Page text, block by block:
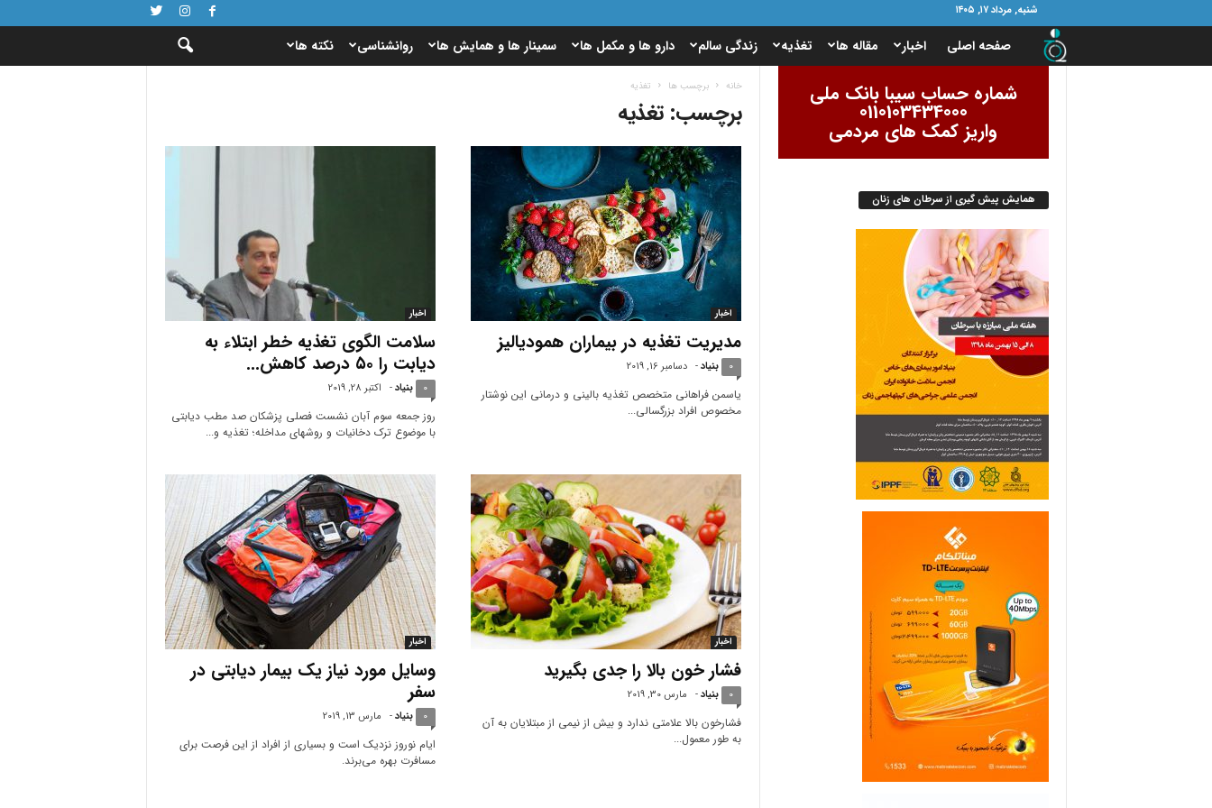
شنبه, مرداد ۱۷, ۱۴۰۵
ا
د
م
و
ر
ی
م
ی
ا
خ
صفحه اصلی اخبار مقاله ها تغذیه زندگی سالم دارو ها و مکمل ها سمینار ها و همایش ها روانشناسی نکته ها
خانه برچسب ها تغذیه
برچسب: تغذیه
اخبار
مدیریت تغذیه در بیماران همودیالیز
بنیاد - دسامبر 16, 2019 0
یاسمن فراهانی متخصص تغذیه بالینی و درمانی این نوشتار
مخصوص افراد بزرگسالی...
اخبار
سلامت الگوی تغذیه خطر ابتلاء به
دیابت را ۵٠ درصد کاهش...
بنیاد - اکتبر 28, 2019 0
روز جمعه سوم آبان نشست فصلی پزشکان صد مطب دیابتی
با موضوع ترک دخانیات و روشهای مداخله؛ تغذیه و...
اخبار
فشار خون بالا را جدی بگیرید
بنیاد - مارس 30, 2019 0
فشارخون بالا علامتی ندارد و بیش از نیمی از مبتلایان به آن
به طور معمول...
اخبار
وسایل مورد نیاز یک بیمار دیابتی در
سفر
بنیاد - مارس 13, 2019 0
ایام نوروز نزدیک است و بسیاری از افراد از این فرصت برای
مسافرت بهره می‌برند.
شماره حساب سیبا بانک ملی
0110103434000
واریز کمک های مردمی
همایش پیش گیری از سرطان های زنان